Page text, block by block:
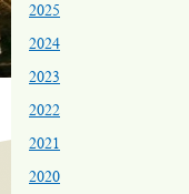
2025
2024
2023
2022
2021
2020